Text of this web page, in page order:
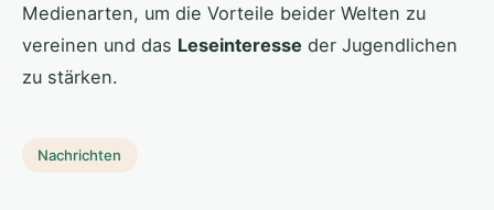
Medienarten, um die Vorteile beider Welten zu
vereinen und das Leseinteresse der Jugendlichen
zu stärken.
Nachrichten